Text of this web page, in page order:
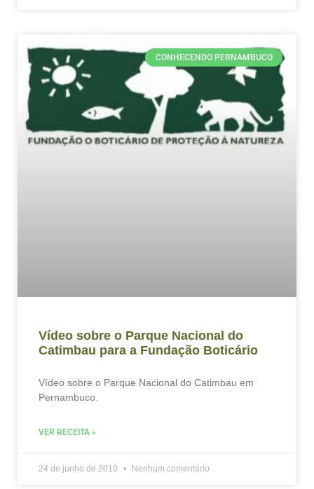
CONHECENDO PERNAMBUCO
Vídeo sobre o Parque Nacional do
Catimbau para a Fundação Boticário
Vídeo sobre o Parque Nacional do Catimbau em
Pernambuco.
VER RECEITA »
24 de junho de 2010 Nenhum comentário